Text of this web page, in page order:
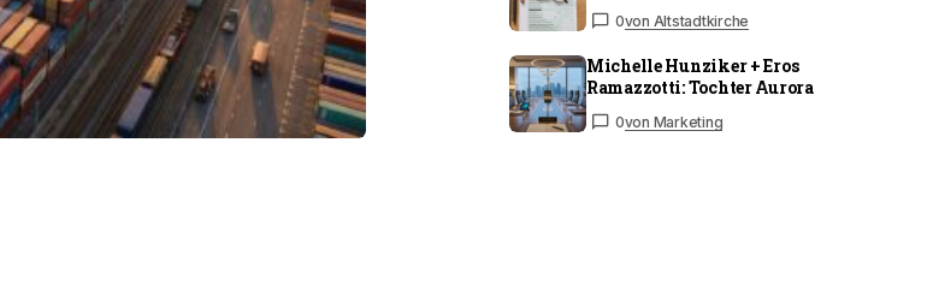
0von Altstadtkirche
Michelle Hunziker + Eros
Ramazzotti: Tochter Aurora
0von Marketing